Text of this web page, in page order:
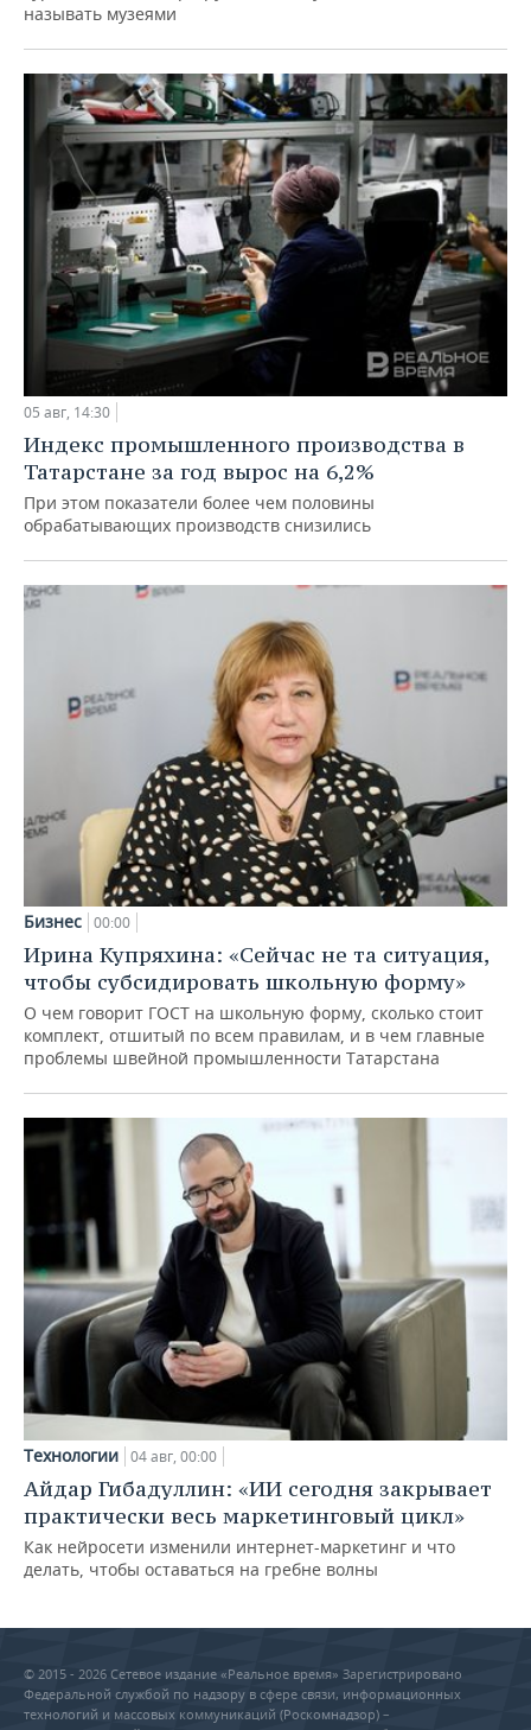
называть музеями
05 авг, 14:30
Индекс промышленного производства в
Татарстане за год вырос на 6,2%
При этом показатели более чем половины
обрабатывающих производств снизились
Бизнес 00:00
Ирина Купряхина: «Сейчас не та ситуация,
чтобы субсидировать школьную форму»
О чем говорит ГОСТ на школьную форму, сколько стоит
комплект, отшитый по всем правилам, и в чем главные
проблемы швейной промышленности Татарстана
Технологии 04 авг, 00:00
Айдар Гибадуллин: «ИИ сегодня закрывает
практически весь маркетинговый цикл»
Как нейросети изменили интернет-маркетинг и что
делать, чтобы оставаться на гребне волны
© 2015 - 2026 Сетевое издание «Реальное время» Зарегистрировано
Федеральной службой по надзору в сфере связи, информационных
технологий и массовых коммуникаций (Роскомнадзор) –